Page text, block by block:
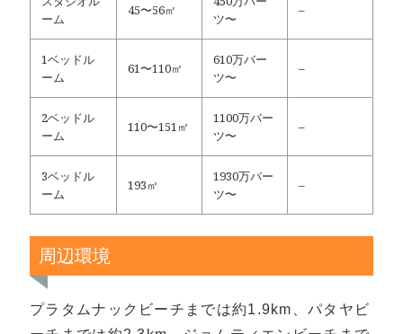
ーム
45〜56㎡
ツ〜
–
1ベッドル
ーム
61〜110㎡
610万バー
ツ〜
–
2ベッドル
ーム
110〜151㎡
1100万バー
ツ〜
–
3ベッドル
ーム
193㎡
1930万バー
ツ〜
–
周辺環境
プラタムナックビーチまでは約1.9km、パタヤビ